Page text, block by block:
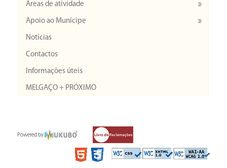
Áreas de atividade
Apoio ao Munícipe
Notícias
Contactos
Informações úteis
MELGAÇO + PRÓXIMO
Powered by